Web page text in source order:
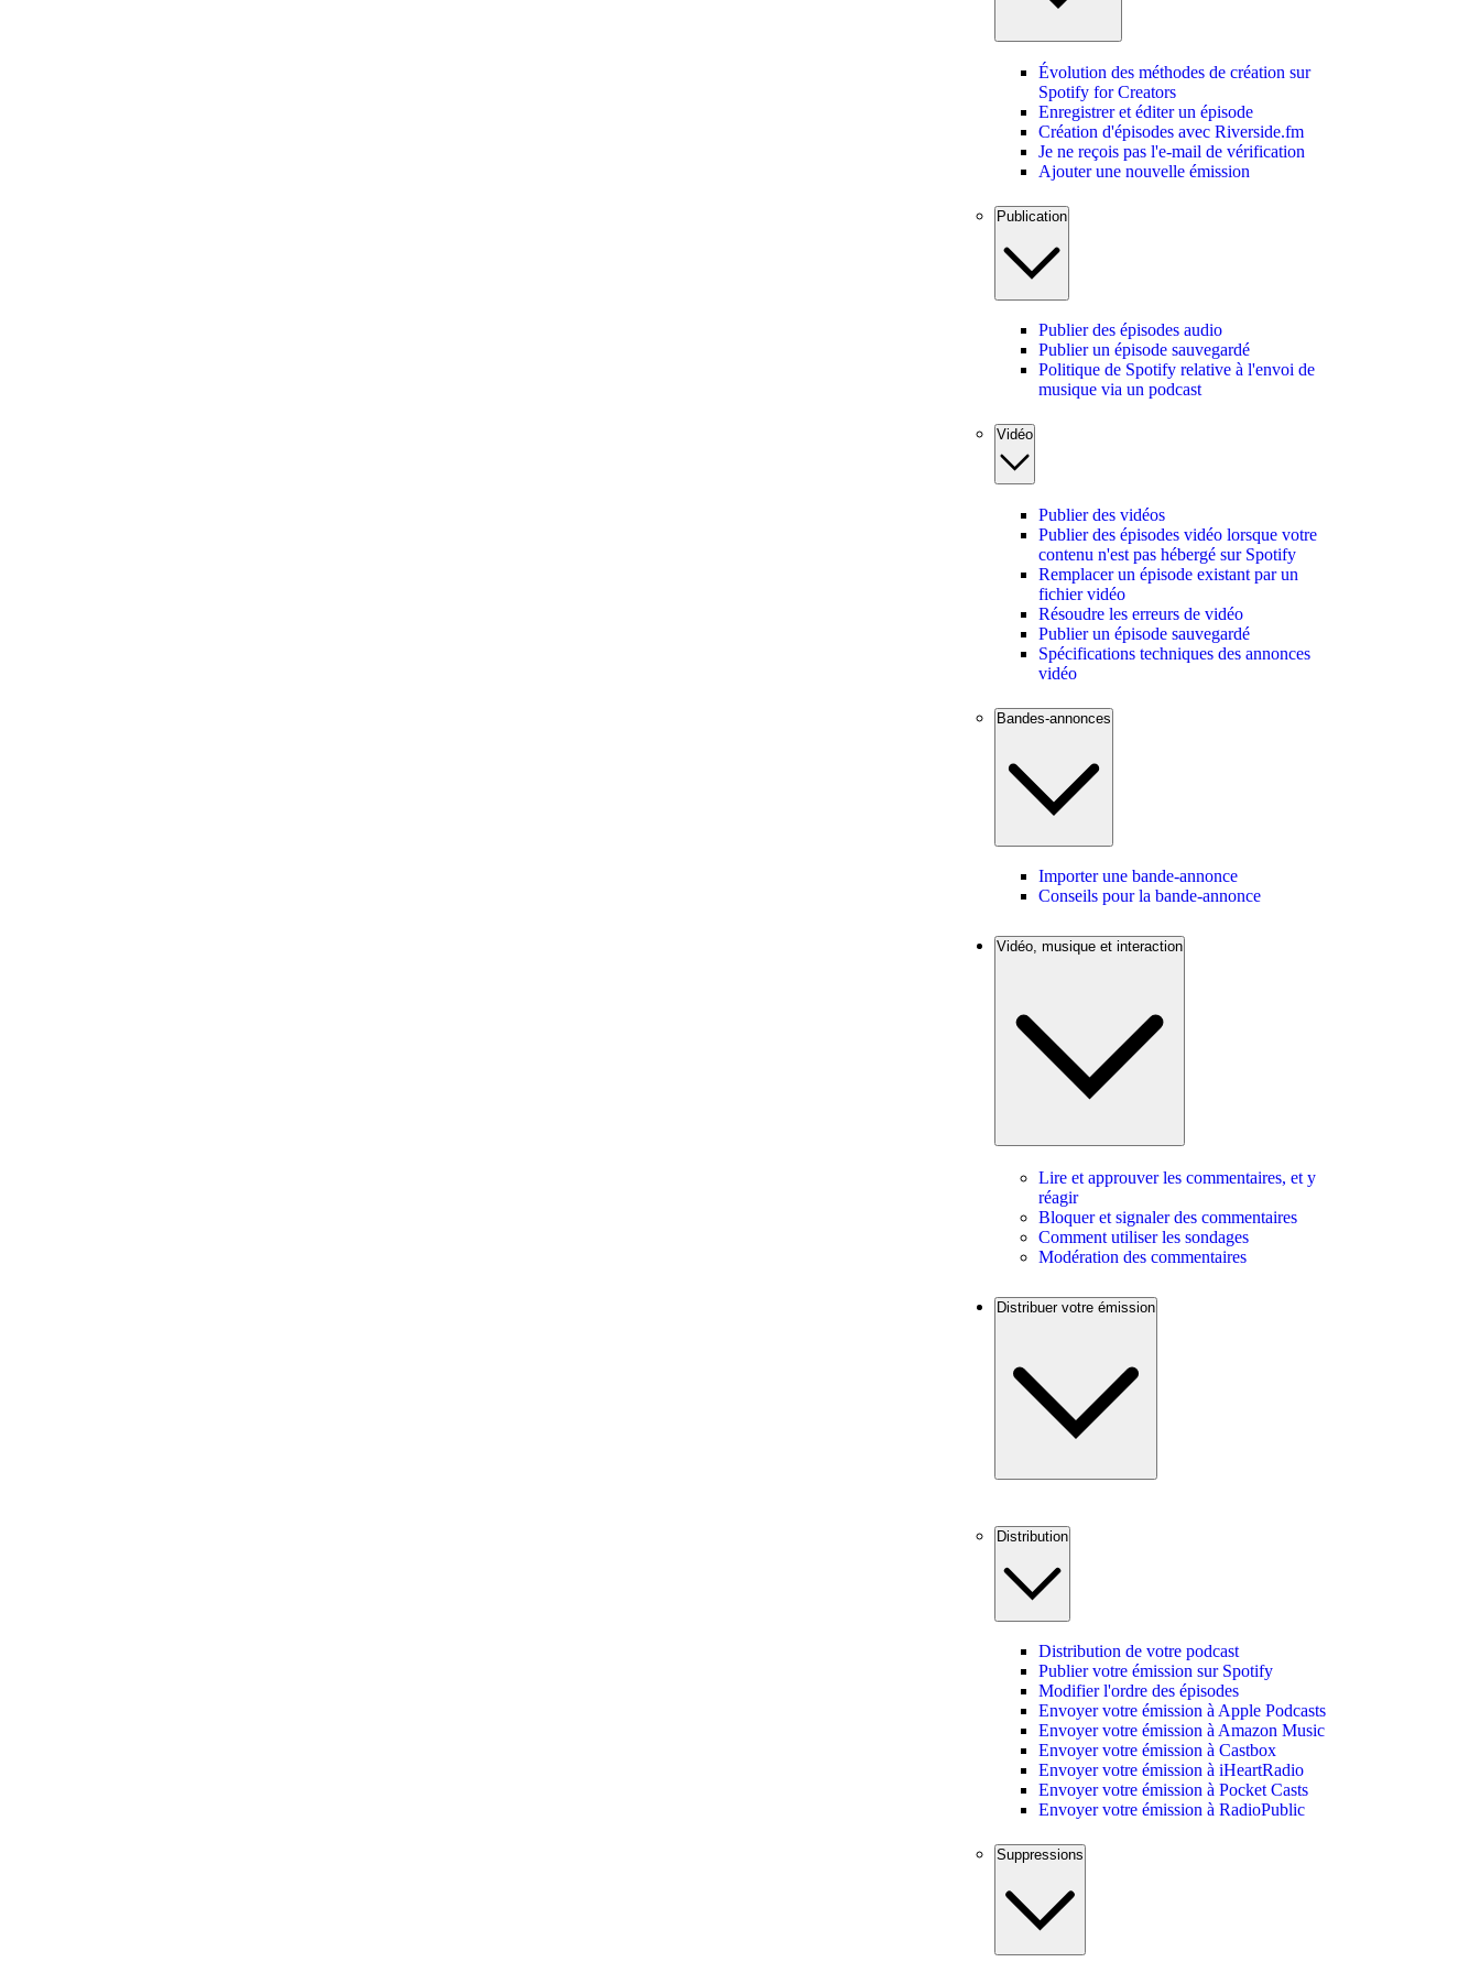
Évolution des méthodes de création sur
Spotify for Creators
Enregistrer et éditer un épisode
Création d'épisodes avec Riverside.fm
Je ne reçois pas l'e-mail de vérification
Ajouter une nouvelle émission
Publication
Publier des épisodes audio
Publier un épisode sauvegardé
Politique de Spotify relative à l'envoi de
musique via un podcast
Vidéo
Publier des vidéos
Publier des épisodes vidéo lorsque votre
contenu n'est pas hébergé sur Spotify
Remplacer un épisode existant par un
fichier vidéo
Résoudre les erreurs de vidéo
Publier un épisode sauvegardé
Spécifications techniques des annonces
vidéo
Bandes-annonces
Importer une bande-annonce
Conseils pour la bande-annonce
Vidéo, musique et interaction
Lire et approuver les commentaires, et y
réagir
Bloquer et signaler des commentaires
Comment utiliser les sondages
Modération des commentaires
Distribuer votre émission
Distribution
Distribution de votre podcast
Publier votre émission sur Spotify
Modifier l'ordre des épisodes
Envoyer votre émission à Apple Podcasts
Envoyer votre émission à Amazon Music
Envoyer votre émission à Castbox
Envoyer votre émission à iHeartRadio
Envoyer votre émission à Pocket Casts
Envoyer votre émission à RadioPublic
Suppressions